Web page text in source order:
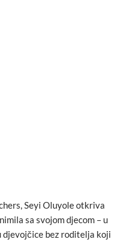
Seyi Oluyole otkriva
sa svojom djecom – u
bez roditelja koji